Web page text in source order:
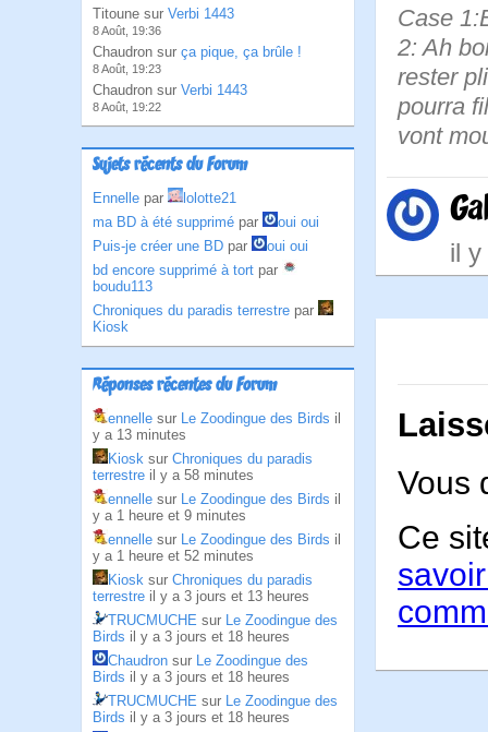
Titoune sur Verbi 1443
8 Août, 19:36
Chaudron sur ça pique, ça brûle !
8 Août, 19:23
Chaudron sur Verbi 1443
8 Août, 19:22
Sujets récents du Forum
Ennelle par
lolotte21
ma BD à été supprimé par
oui oui
Puis-je créer une BD par
oui oui
bd encore supprimé à tort par
boudu113
Chroniques du paradis terrestre par
Kiosk
Réponses récentes du Forum
ennelle sur Le Zoodingue des Birds il
y a 13 minutes
Kiosk sur Chroniques du paradis
terrestre il y a 58 minutes
ennelle sur Le Zoodingue des Birds il
y a 1 heure et 9 minutes
ennelle sur Le Zoodingue des Birds il
y a 1 heure et 52 minutes
Kiosk sur Chroniques du paradis
terrestre il y a 3 jours et 13 heures
TRUCMUCHE sur Le Zoodingue des
Birds il y a 3 jours et 18 heures
Chaudron sur Le Zoodingue des
Birds il y a 3 jours et 18 heures
TRUCMUCHE sur Le Zoodingue des
Birds il y a 3 jours et 18 heures
Case
2: Ah
rester
pourra
vont
il
Vous
Ce